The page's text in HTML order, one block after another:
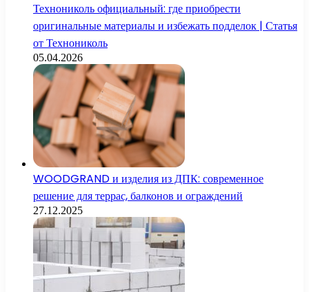
Технониколь официальный: где приобрести
оригинальные материалы и избежать подделок | Статья
от Технониколь
05.04.2026
WOODGRAND и изделия из ДПК: современное
решение для террас, балконов и ограждений
27.12.2025